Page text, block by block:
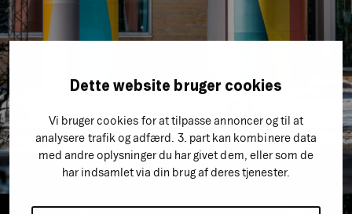
Dette website bruger cookies
Vi bruger cookies for at tilpasse annoncer og til at
analysere trafik og adfærd. 3. part kan kombinere data
med andre oplysninger du har givet dem, eller som de
har indsamlet via din brug af deres tjenester.